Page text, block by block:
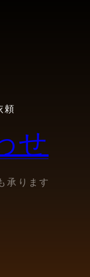
頼
せ
承ります